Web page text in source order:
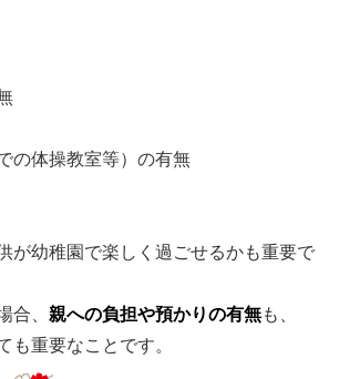
の体操教室等）の有無
が幼稚園で楽しく過ごせるかも重要で
合、 親への負担や預かりの有無も、
も重要なことです。